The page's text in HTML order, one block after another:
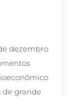
dezembro
grande